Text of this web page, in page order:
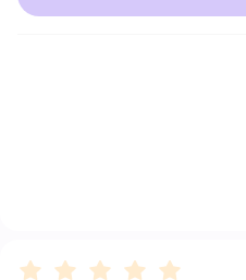
Рейтинг:5